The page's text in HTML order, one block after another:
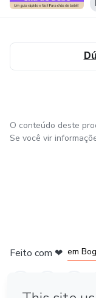
O conteúdo deste
Se você vir
Feito com ❤ em